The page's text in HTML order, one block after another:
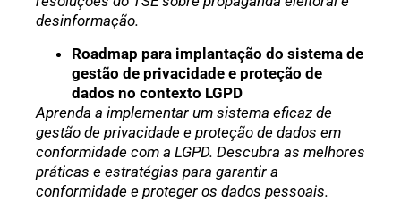
desinformação.
Roadmap para implantação do sistema de
gestão de privacidade e proteção de
dados no contexto LGPD
Aprenda a implementar um sistema eficaz de
gestão de privacidade e proteção de dados em
conformidade com a LGPD. Descubra as melhores
práticas e estratégias para garantir a
conformidade e proteger os dados pessoais.